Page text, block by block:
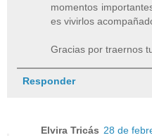
momentos
es vivirlos
Gracias por traernos
Responder
Elvira Tricás 28 de